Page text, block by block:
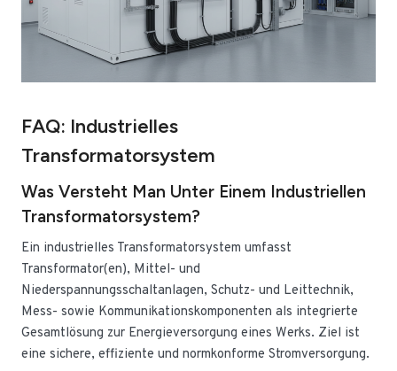
FAQ: Industrielles
Transformatorsystem
Was Versteht Man Unter Einem Industriellen
Transformatorsystem?
Ein industrielles Transformatorsystem umfasst
Transformator(en), Mittel- und
Niederspannungsschaltanlagen, Schutz- und Leittechnik,
Mess- sowie Kommunikationskomponenten als integrierte
Gesamtlösung zur Energieversorgung eines Werks. Ziel ist
eine sichere, effiziente und normkonforme Stromversorgung.